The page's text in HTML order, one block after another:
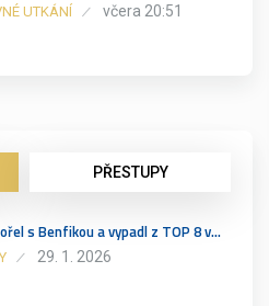
UTKÁNÍ včera 20:51
PŘESTUPY
s Benfikou a vypadl z TOP 8 v…
29. 1. 2026